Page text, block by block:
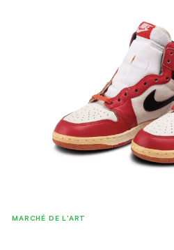
MARCHÉ DE L'ART